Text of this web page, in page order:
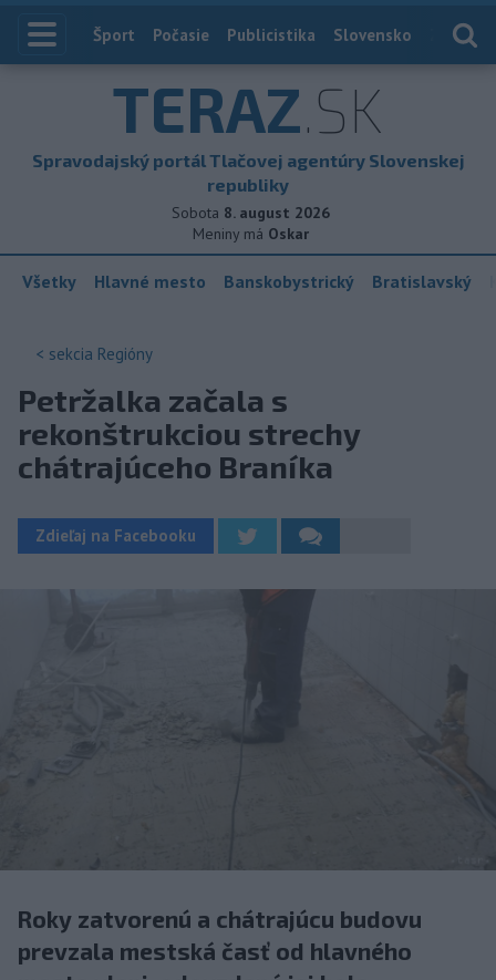
Index
Šport Počasie Publicistika Slovensko
TERAZ.SK
Spravodajský portál Tlačovej agentúry Slovenskej
republiky
Sobota 8. august 2026
Meniny má Oskar
Všetky Hlavné mesto Banskobystrický Bratislavský
< sekcia Regióny
Petržalka začala s
rekonštrukciou strechy
chátrajúceho Braníka
Zdieľaj na Facebooku
Roky zatvorenú a chátrajúcu budovu
prevzala mestská časť od hlavného